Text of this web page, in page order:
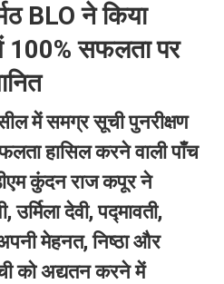
BLO ने किया
100% सफलता पर
में समग्र सूची पुनरीक्षण
हासिल करने वाली पाँच
कुंदन राज कपूर ने
उर्मिला देवी, पद्मावती,
मेहनत, निष्ठा और
को अद्यतन करने में